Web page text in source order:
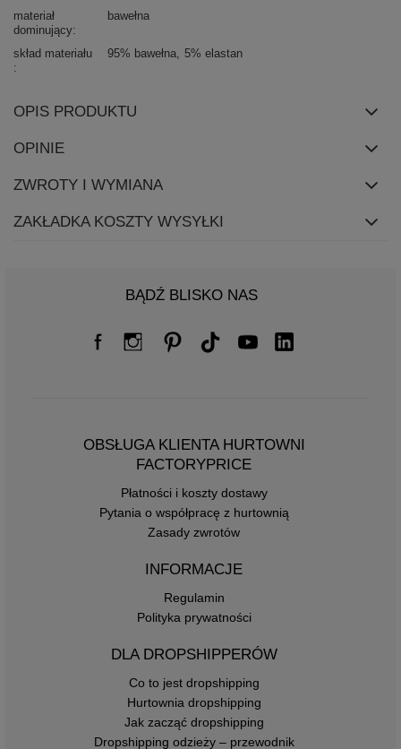
materiał
dominujący
bawełna
skład materiału 95% bawełna 5% elastan
OPIS PRODUKTU
OPINIE
ZWROTY I WYMIANA
ZAKŁADKA KOSZTY WYSYŁKI
BĄDŹ BLISKO NAS
OBSŁUGA KLIENTA HURTOWNI
FACTORYPRICE
Płatności i koszty dostawy
Pytania o współpracę z hurtownią
Zasady zwrotów
INFORMACJE
Regulamin
Polityka prywatności
DLA DROPSHIPPERÓW
Co to jest dropshipping
Hurtownia dropshipping
Jak zacząć dropshipping
Dropshipping odzieży – przewodnik